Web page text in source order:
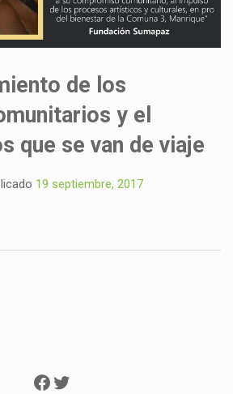
de los
y el
que se van de viaje
19 septiembre, 2017
Facebook
Twitter